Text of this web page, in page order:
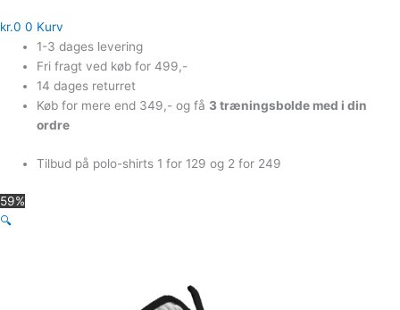
kr.0 0 Kurv
1-3 dages levering
Fri fragt ved køb for 499,-
14 dages returret
Køb for mere end 349,- og få 3 træningsbolde med i din
ordre
Tilbud på polo-shirts 1 for 129 og 2 for 249
59%
🔍